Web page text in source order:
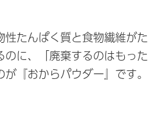
性たんぱく質と食物繊維がた
のに、「廃棄するのはもった
『おからパウダー』です。